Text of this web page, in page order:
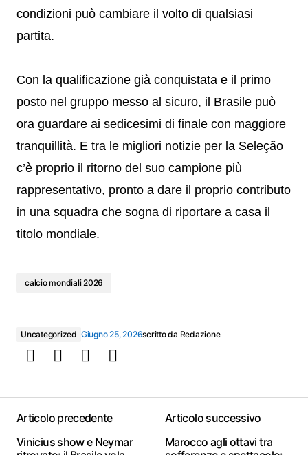
condizioni può cambiare il volto di qualsiasi
partita.
Con la qualificazione già conquistata e il primo
posto nel gruppo messo al sicuro, il Brasile può
ora guardare ai sedicesimi di finale con maggiore
tranquillità. E tra le migliori notizie per la Seleção
c’è proprio il ritorno del suo campione più
rappresentativo, pronto a dare il proprio contributo
in una squadra che sogna di riportare a casa il
titolo mondiale.
calcio mondiali 2026
Uncategorized Giugno 25, 2026scritto da Redazione
Articolo precedente
Vinicius show e Neymar
Articolo successivo
Marocco agli ottavi tra